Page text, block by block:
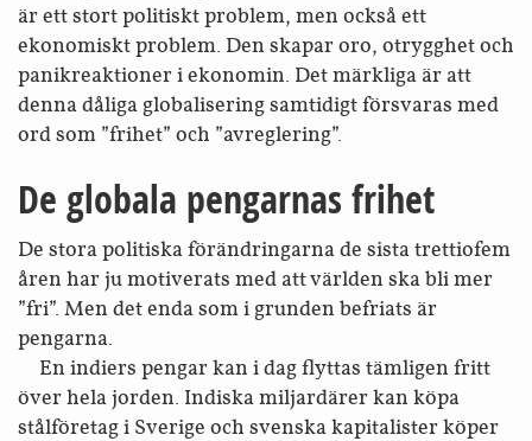
är ett stort politiskt problem, men också ett
ekonomiskt problem. Den skapar oro, otrygghet och
panikreaktioner i ekonomin. Det märkliga är att
denna dåliga globalisering samtidigt försvaras med
ord som ”frihet” och ”avreglering”.
De globala pengarnas frihet
De stora politiska förändringarna de sista trettiofem
åren har ju motiverats med att världen ska bli mer
”fri”. Men det enda som i grunden befriats är
pengarna.
En indiers pengar kan i dag flyttas tämligen fritt
över hela jorden. Indiska miljardärer kan köpa
stålföretag i Sverige och svenska kapitalister köper